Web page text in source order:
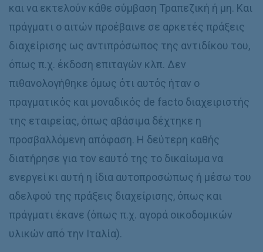
και να εκτελούν κάθε σύμβαση Τραπεζική ή μη. Και
πράγματι ο αιτών προέβαινε σε αρκετές πράξεις
διαχείρισης ως αντιπρόσωπος της αντιδίκου του,
όπως π.χ. έκδοση επιταγών κλπ. Δεν
πιθανολογήθηκε όμως ότι αυτός ήταν ο
πραγματικός και μοναδικός de facto διαχειριστής
της εταιρείας, όπως αβάσιμα δέχτηκε η
προσβαλλόμενη απόφαση. Η δεύτερη καθής
διατήρησε για τον εαυτό της το δικαίωμα να
ενεργεί κι αυτή η ίδια αυτοπροσώπως ή μέσω του
αδελφού της πράξεις διαχείρισης, όπως και
πράγματι έκανε (όπως π.χ. αγορά οικοδομικών
υλικών από την Ιταλία).